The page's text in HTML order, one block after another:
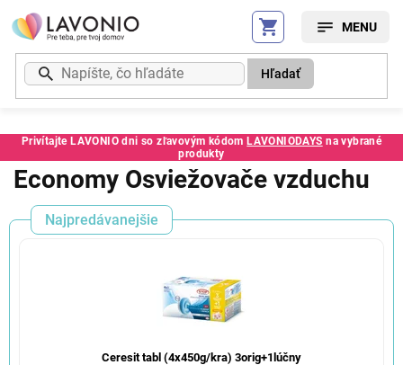
Prejsť
na
obsah
Privítajte LAVONIO dni so zľavovým kódom LAVONIODAYS na vybrané
produkty
Hľadať
Economy Osviežovače vzduchu
Najpredávanejšie
Ceresit tabl (4x450g/kra) 3orig+1lúčny